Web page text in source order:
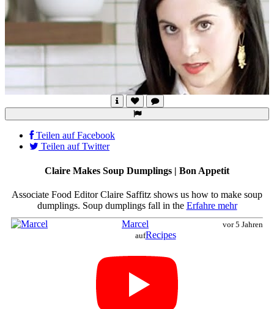
Teilen auf Facebook
Teilen auf Twitter
Claire Makes Soup Dumplings | Bon Appetit
Associate Food Editor Claire Saffitz shows us how to make soup
dumplings. Soup dumplings fall in the Erfahre mehr
Marcel
vor 5 Jahren
aufRecipes